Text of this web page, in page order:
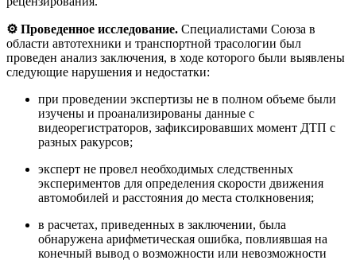
⚙️ Проведенное исследование. Специалистами Союза в
области автотехники и транспортной трасологии был
проведен анализ заключения, в ходе которого были выявлены
следующие нарушения и недостатки:
при проведении экспертизы не в полном объеме были
изучены и проанализированы данные с
видеорегистраторов, зафиксировавших момент ДТП с
разных ракурсов;
эксперт не провел необходимых следственных
экспериментов для определения скорости движения
автомобилей и расстояния до места столкновения;
в расчетах, приведенных в заключении, была
обнаружена арифметическая ошибка, повлиявшая на
конечный вывод о возможности или невозможности